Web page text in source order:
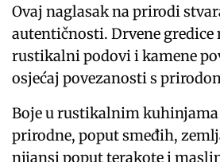
Ovaj naglasak na prirodi
autentičnosti. Drvene gredice
rustikalni podovi i kamene
osjećaj povezanosti s
Boje u rustikalnim kuhinjama
prirodne, poput smeđih,
nijansi poput terakote i